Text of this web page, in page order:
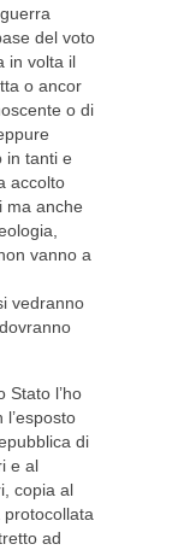
del voto
in volta il
o ancor
o di
in tanti e
accolto
ma anche
vanno a
vedranno
Stato l’ho
di
e al
copia al
ad